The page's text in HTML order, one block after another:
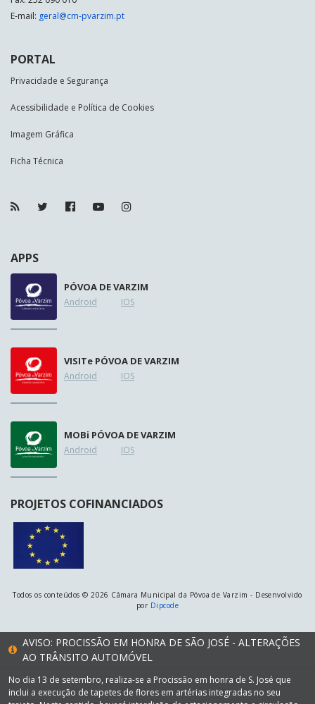
E-mail: geral@cm-pvarzim.pt
PORTAL
Privacidade e Segurança
Acessibilidade e Política de Cookies
Imagem Gráfica
Ficha Técnica
APPS
PÓVOA DE VARZIM
Android IOS
VISITe PÓVOA DE VARZIM
Android IOS
MOBi PÓVOA DE VARZIM
Android IOS
PROJETOS COFINANCIADOS
Todos os conteúdos © 2026 Câmara Municipal da Póvoa de Varzim - Desenvolvido
por Dipcode
AVISO: PROCISSÃO EM HONRA DE SÃO JOSÉ - ALTERAÇÕES
AO TRÂNSITO AUTOMÓVEL
No dia 13 de setembro, realiza-se a Procissão em honra de S. José que
inclui a execução de tapetes de flores em artérias integradas no seu